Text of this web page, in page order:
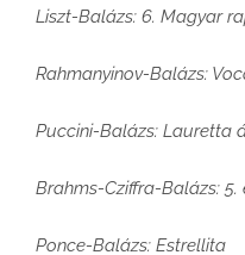
Liszt-Balázs: 6. Magyar
Rahmanyinov-Balázs:
Puccini-Balázs: Lauretta
Brahms-Cziffra-Balázs:
Ponce-Balázs: Estrellita